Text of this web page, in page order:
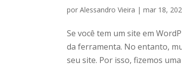
porAlessandro Vieira |mar 18,
Se você tem um site em
da ferramenta. No entanto,
seu site. Por isso, fizemos